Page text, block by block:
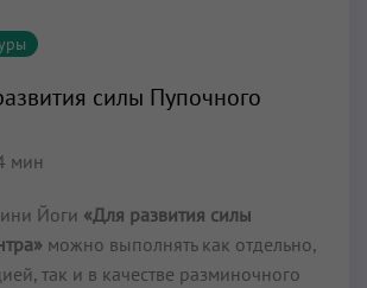
силы Пупочного
мин
Йоги «Для развития силы
можно выполнять как отдельно,
так и в качестве разминочного